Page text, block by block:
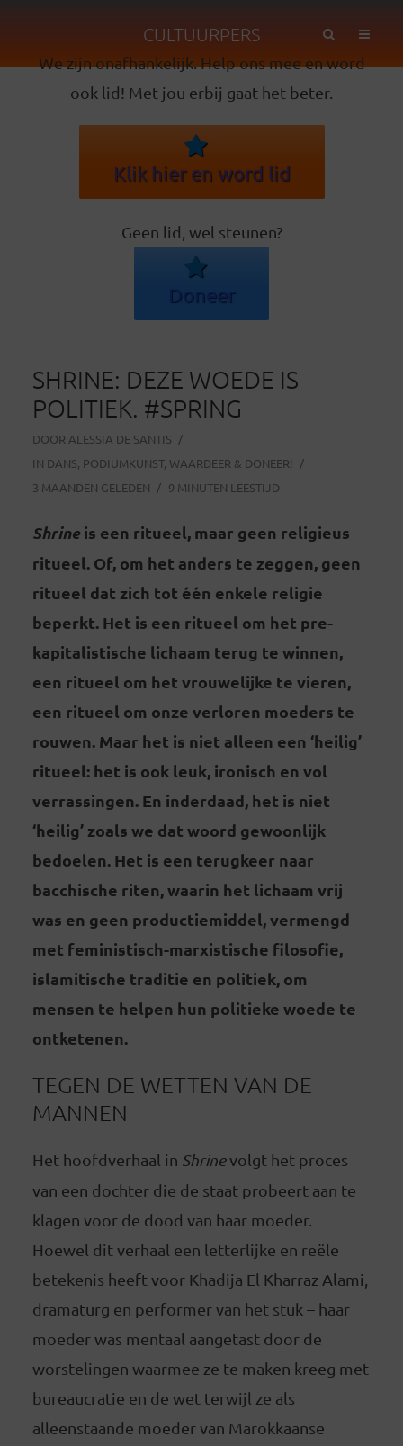
CULTUURPERS
We zijn onafhankelijk. Help ons mee en word
ook lid! Met jou erbij gaat het beter.
Klik hier en word lid
Geen lid, wel steunen?
Doneer
SHRINE: DEZE WOEDE IS
POLITIEK. #SPRING
DOOR ALESSIA DE SANTIS
IN DANS, PODIUMKUNST, WAARDEER & DONEER!
3 MAANDEN GELEDEN
9 MINUTEN LEESTIJD
Shrineis een ritueel, maar geen religieus
ritueel. Of, om het anders te zeggen, geen
ritueel dat zich tot één enkele religie
beperkt. Het is een ritueel om het pre-
kapitalistische lichaam terug te winnen,
een ritueel om het vrouwelijke te vieren,
een ritueel om onze verloren moeders te
rouwen. Maar het is niet alleen een ‘heilig’
ritueel: het is ook leuk, ironisch en vol
verrassingen. En inderdaad, het is niet
‘heilig’ zoals we dat woord gewoonlijk
bedoelen. Het is een terugkeer naar
bacchische riten, waarin het lichaam vrij
was en geen productiemiddel, vermengd
met feministisch-marxistische filosofie,
islamitische traditie en politiek, om
mensen te helpen hun politieke woede te
ontketenen.
TEGEN DE WETTEN VAN DE
MANNEN
Het hoofdverhaal in Shrinevolgt het proces
van een dochter die de staat probeert aan te
klagen voor de dood van haar moeder.
Hoewel dit verhaal een letterlijke en reële
betekenis heeft voor Khadija El Kharraz Alami,
dramaturg en performer van het stuk – haar
moeder was mentaal aangetast door de
worstelingen waarmee ze te maken kreeg met
bureaucratie en de wet terwijl ze als
alleenstaande moeder van Marokkaanse